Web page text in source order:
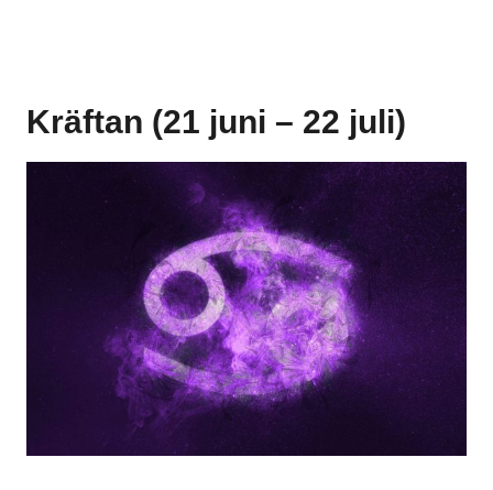
Kräftan (21 juni – 22 juli)